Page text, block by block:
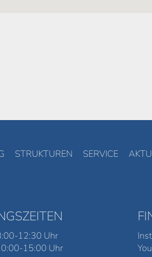
STRUKTUREN SERVICE
12:30 Uhr
15:00 Uhr